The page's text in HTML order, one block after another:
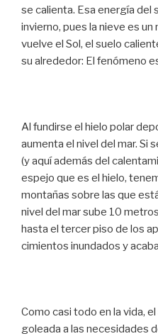
se calienta. Esa energía del
invierno, pues la nieve es
vuelve el Sol, el suelo
su alrededor: El fenómeno
Al fundirse el hielo polar
aumenta el nivel del mar. Si
(y aquí además del
espejo que es el hielo,
montañas sobre las que
nivel del mar sube 10
hasta el tercer piso de los
cimientos inundados y
Como casi todo en la vida,
goleada a las necesidades